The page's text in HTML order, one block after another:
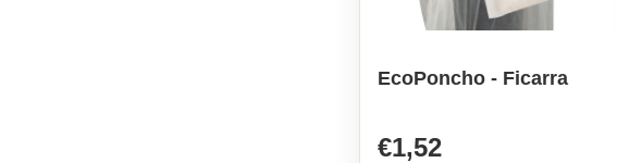
EcoPoncho - Ficarra
€1,52